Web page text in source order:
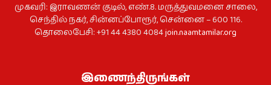
முகவரி: இராவணன் குடில், எண்.8. மருத்துவமனை சாலை,
செந்தில் நகர், சின்னப்போரூர், சென்னை – 600 116.
தொலைபேசி: +91 44 4380 4084join.naamtamilar.org
இணைந்திருங்கள்